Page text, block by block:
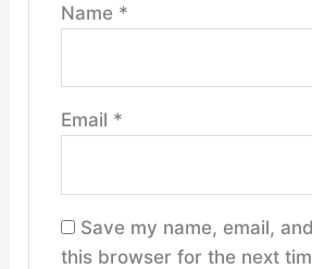
Name *
Email *
Save my name, email,
this browser for the next